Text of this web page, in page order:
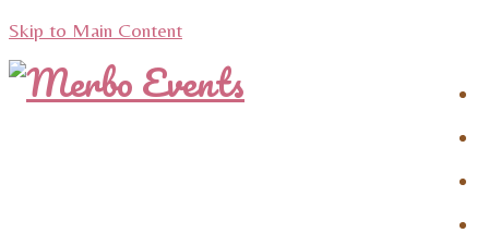
Skip to Main Content